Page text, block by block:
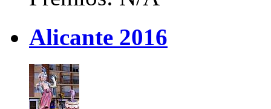
Alicante 2016